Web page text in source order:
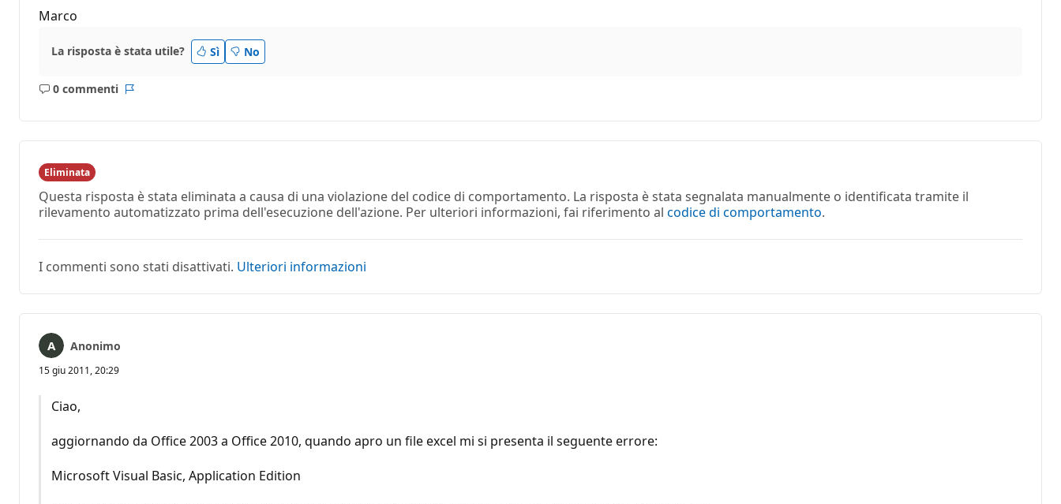
Marco
La risposta è stata utile? Sì No
0 commenti
Nessun
Eliminata
Questa risposta è stata eliminata a causa di una violazione del codice di comportamento. La risposta è stata segnalata manualmente o identificata tramite il
rilevamento automatizzato prima dell'esecuzione dell'azione. Per ulteriori informazioni, fai riferimento al codice di comportamento.
I commenti sono stati disattivati. Ulteriori informazioni
Anonimo
15 giu 2011, 20:29
Ciao,
aggiornando da Office 2003 a Office 2010, quando apro un file excel mi si presenta il seguente errore:
Microsoft Visual Basic, Application Edition